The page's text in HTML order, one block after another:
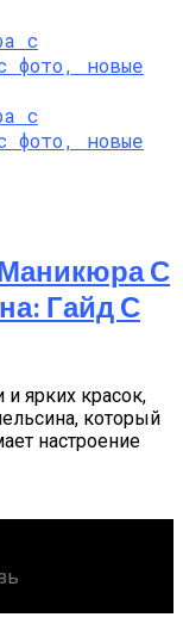
С
Гайд С
ярких красок,
который
настроение